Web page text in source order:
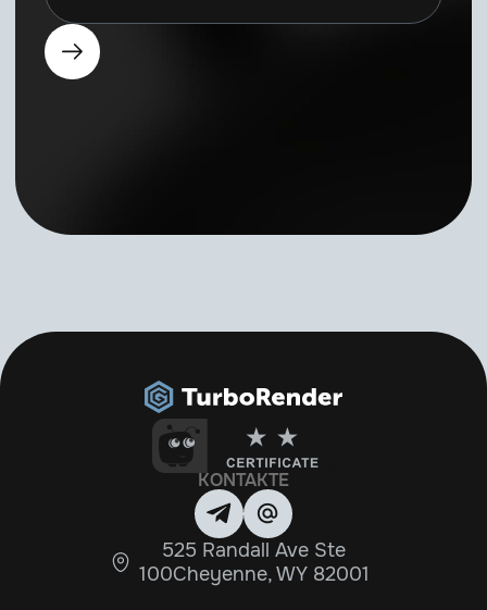
KONTAKTE
525 Randall Ave Ste
100Cheyenne, WY 82001